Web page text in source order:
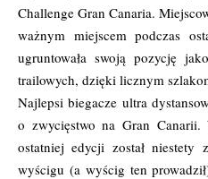
Challenge Gran Canaria.
ważnym miejscem podczas
ugruntowała swoją pozycję
trailowych, dzięki licznym
Najlepsi biegacze ultra
o zwycięstwo na Gran
ostatniej edycji został
wyścigu (a wyścig ten